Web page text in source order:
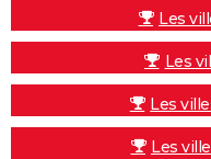
Les
Les
Les
Les